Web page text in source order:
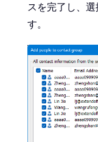
スを完了し、
す。